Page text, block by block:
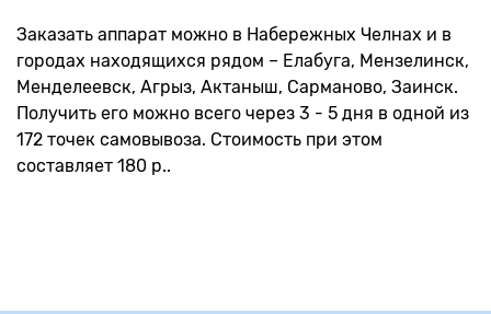
Заказать аппарат можно в Набережных Челнах и в
городах находящихся рядом – Елабуга, Мензелинск,
Менделеевск, Агрыз, Актаныш, Сарманово, Заинск.
Получить его можно всего через 3 - 5 дня в одной из
172 точек самовывоза. Стоимость при этом
составляет 180 р..